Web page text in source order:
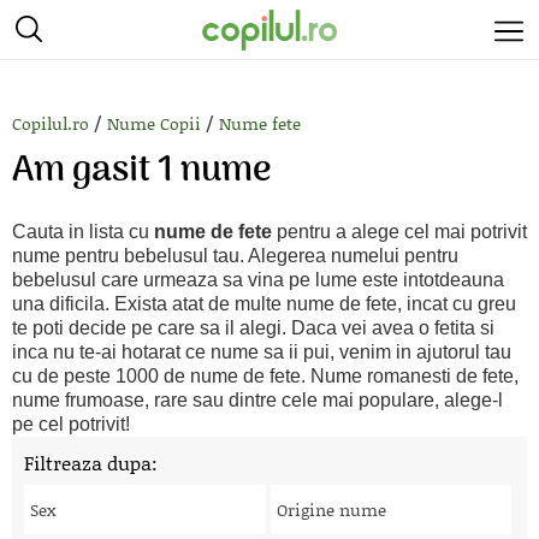
Copilul.ro / Nume Copii / Nume fete
Am gasit 1 nume
Cauta in lista cu nume de fete pentru a alege cel mai potrivit
nume pentru bebelusul tau. Alegerea numelui pentru
bebelusul care urmeaza sa vina pe lume este intotdeauna
una dificila. Exista atat de multe nume de fete, incat cu greu
te poti decide pe care sa il alegi. Daca vei avea o fetita si
inca nu te-ai hotarat ce nume sa ii pui, venim in ajutorul tau
cu de peste 1000 de nume de fete. Nume romanesti de fete,
nume frumoase, rare sau dintre cele mai populare, alege-l
pe cel potrivit!
Filtreaza dupa:
Sex Origine nume